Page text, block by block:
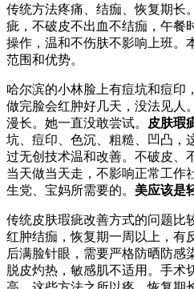
传统方法疼痛、结痂、恢复期长
疵，不破皮不出血不结痂，午餐
操作，温和不伤肤不影响上班。
范围和优势。
哈尔滨的小林脸上有痘坑和痘印
做完脸会红肿好几天，没法见人
漫长。她一直没敢尝试。
皮肤瑕
坑、痘印、色沉、粗糙、凹凸，
过无创技术温和改善。不破皮、
当天做当天走，不影响正常工作
生党、宝妈所需要的。 美应该是
传统皮肤瑕疵改善方式的问题比
红肿结痂，恢复期一周以上，有
后满脸针眼，需要严格防晒防感
脱皮灼热，敏感肌不适用。手术